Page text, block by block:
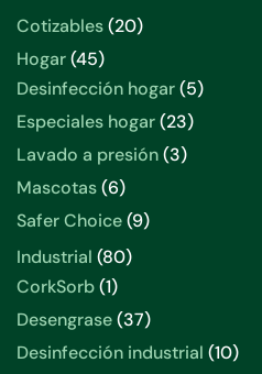
Cotizables 2020
Hogar 4545
productos
Desinfección hogar 55
Especiales hogar 2323
productos
Lavado a presión 33
Mascotas 66
productos
Safer Choice 99
Industrial 8080
CorkSorb 11
producto
Desengrase 3737
productos
Desinfección industrial 1010